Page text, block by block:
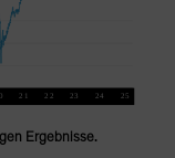
Ergebnisse.